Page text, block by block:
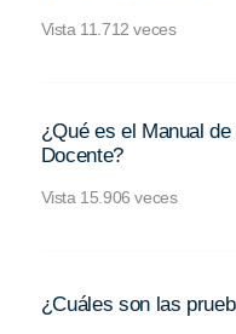
Vista 11.712 veces
¿Qué es el Manual
Docente?
Vista 15.906 veces
¿Cuáles son las